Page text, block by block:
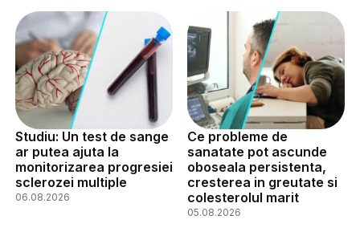
Studiu: Un test de sange
ar putea ajuta la
monitorizarea progresiei
sclerozei multiple
06.08.2026
Ce probleme de
sanatate pot ascunde
oboseala persistenta,
cresterea in greutate si
colesterolul marit
05.08.2026